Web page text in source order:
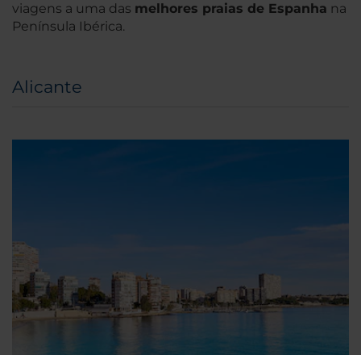
viagens a uma das melhores praias de Espanha na
Península Ibérica.
Alicante